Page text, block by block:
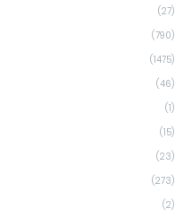
(27)
(790)
(1475)
(46)
(1)
(15)
(23)
(273)
(2)